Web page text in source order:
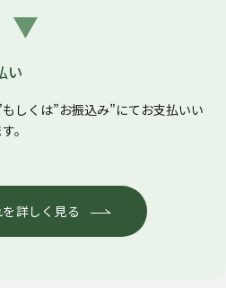
い
もしくは”お振込み”にてお支払いい
。
詳しく見る